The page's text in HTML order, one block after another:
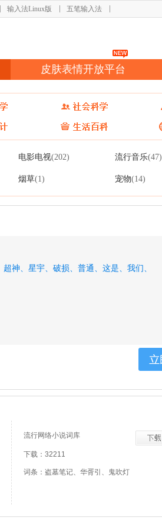
输入法Linux版 五笔输入法
皮肤表情开放平台
电影电视(202) 流行音乐(47)
烟草(1) 宠物(14)
超神、 星宇、 破损、 普通、 这是、 我们、
流行网络小说词库
下载：32211
词条：盗墓笔记、华胥引、鬼吹灯